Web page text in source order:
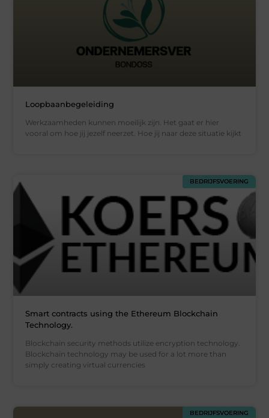
Loopbaanbegeleiding
Werkzaamheden kunnen moeilijk zijn. Het gaat er hier
vooral om hoe jij jezelf neerzet. Hoe jij naar deze situatie kijkt
BEDRIJFSVOERING
Smart contracts using the Ethereum Blockchain
Technology.
Blockchain security methods utilize encryption technology.
Blockchain technology may be used for a lot more than
simply creating virtual currencies
BEDRIJFSVOERING